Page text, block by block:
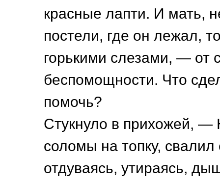
красные лапти. И мать,
постели, где он лежал,
горькими слезами, — от
беспомощности. Что
помочь?
Стукнуло в прихожей, —
соломы на топку, свалил
отдуваясь, утираясь,